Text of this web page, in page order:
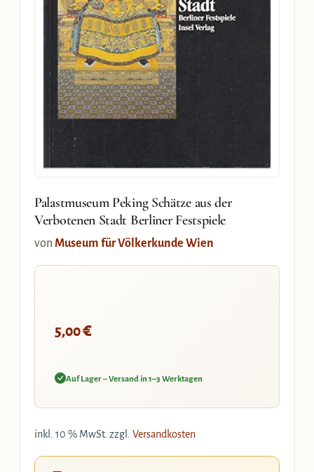
Palastmuseum Peking Schätze aus der
Verbotenen Stadt Berliner Festspiele
von Museum für Völkerkunde Wien
5,00€
Auf Lager – Versand in 1–3 Werktagen
inkl. 10 % MwSt. zzgl. Versandkosten